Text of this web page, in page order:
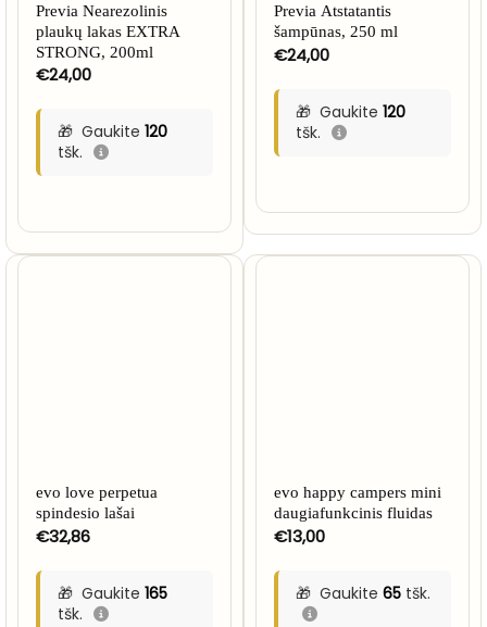
Previa Nearezolinis
plaukų lakas EXTRA
STRONG, 200ml
€24,00
Gaukite 120
tšk.
Previa Atstatantis
šampūnas, 250 ml
€24,00
Gaukite 120
tšk.
evo love perpetua
spindesio lašai
€32,86
Gaukite 165
tšk.
evo happy campers mini
daugiafunkcinis fluidas
€13,00
Gaukite 65tšk.